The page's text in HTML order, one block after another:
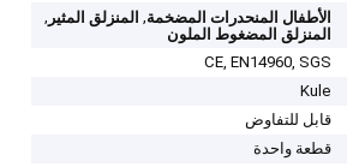
الأطفال المنحدرات المضخمة, المنزلق المثير ,
المنزلق المضغوط الملون
CE, EN14960, SGS
Kule
قابل للتفاوض
قطعة واحدة